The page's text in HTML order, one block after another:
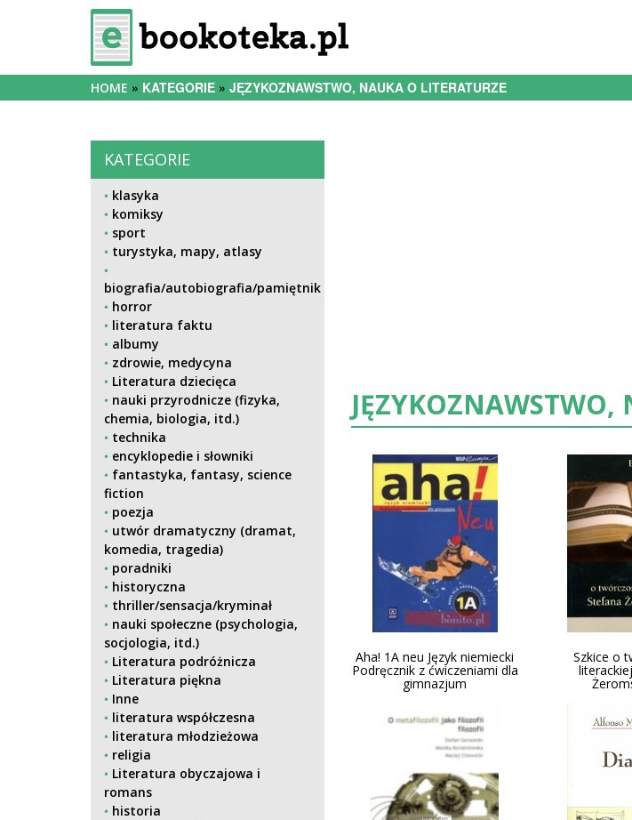
HOME KATEGORIE JĘZYKOZNAWSTWO, NAUKA O LITERATURZE
KATEGORIE
klasyka
komiksy
sport
turystyka, mapy, atlasy
biografia/autobiografia/pamiętnik
horror
literatura faktu
albumy
zdrowie, medycyna
Literatura dziecięca
nauki przyrodnicze (fizyka,
chemia, biologia, itd.)
technika
encyklopedie i słowniki
fantastyka, fantasy, science
fiction
poezja
utwór dramatyczny (dramat,
komedia, tragedia)
poradniki
historyczna
thriller/sensacja/kryminał
nauki społeczne (psychologia,
socjologia, itd.)
Literatura podróżnicza
Literatura piękna
Inne
literatura współczesna
literatura młodzieżowa
religia
Literatura obyczajowa i
romans
historia
Aha! 1A neu Język niemiecki
Podręcznik z ćwiczeniami dla
gimnazjum
Szkice o